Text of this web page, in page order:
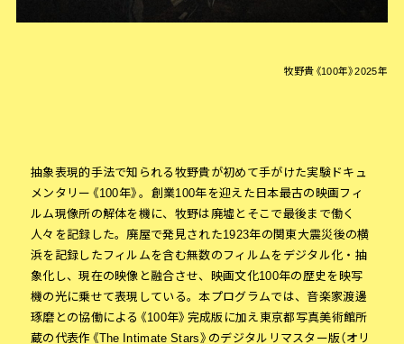
牧野貴《100年》2025年
抽象表現的手法で知られる牧野貴が初めて手がけた実験ドキュ
メンタリー《100年》。創業100年を迎えた日本最古の映画フィ
ルム現像所の解体を機に、牧野は廃墟とそこで最後まで働く
人々を記録した。廃屋で発見された1923年の関東大震災後の横
浜を記録したフィルムを含む無数のフィルムをデジタル化・抽
象化し、現在の映像と融合させ、映画文化100年の歴史を映写
機の光に乗せて表現している。本プログラムでは、音楽家渡邊
琢磨との協働による《100年》完成版に加え東京都写真美術館所
蔵の代表作《The Intimate Stars》のデジタルリマスター版（オリ